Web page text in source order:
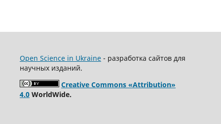
Open Science in Ukraine- разработка сайтов для
научных изданий.
Creative Commons «Attribution»
4.0WorldWide.